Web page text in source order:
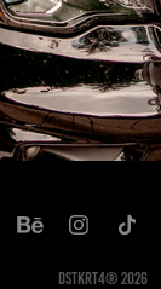
DSTKRT4® 2026